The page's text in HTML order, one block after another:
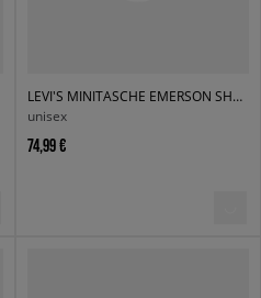
LEVI'S MINITASCHE EMERSON SHOULDER BAG
unisex
74,99 €